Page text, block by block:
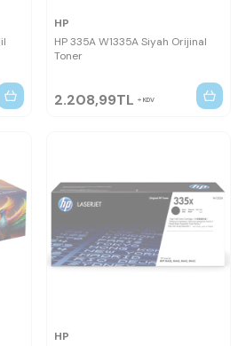
HP
HP 335A W1335A Siyah Orijinal
Toner
2.208,99TL KDV
HP